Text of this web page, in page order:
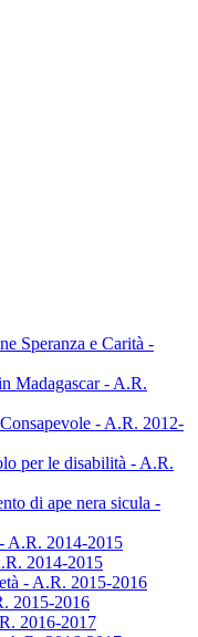
Speranza e Carità -
Madagascar - A.R.
- A.R. 2012-
per le disabilità - A.R.
di ape nera sicula -
A.R. 2014-2015
2014-2015
- A.R. 2015-2016
2015-2016
2016-2017